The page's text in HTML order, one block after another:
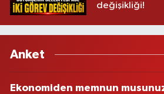
değişikliği!
Anket
Ekonomiden memnun